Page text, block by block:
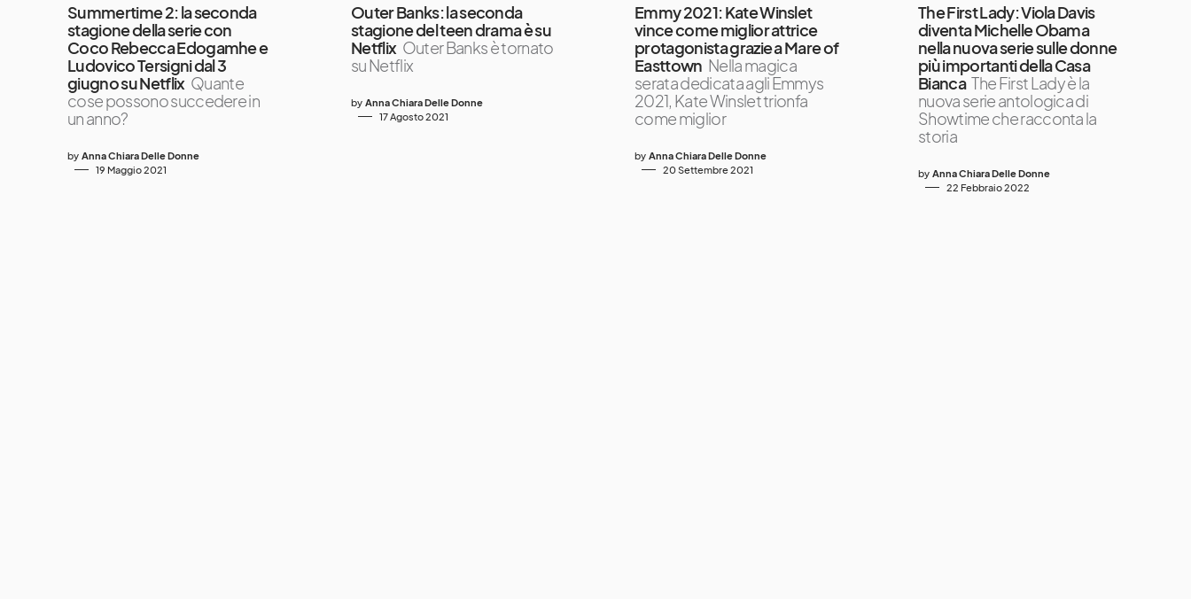
Summertime 2: la seconda
stagione della serie con
Coco Rebecca Edogamhe e
Ludovico Tersigni dal 3
giugno su Netflix Quante
cose possono succedere in
un anno?
by Anna Chiara Delle Donne
19 Maggio 2021
Outer Banks: la seconda
stagione del teen drama è su
Netflix Outer Banks è tornato
su Netflix
by Anna Chiara Delle Donne
17 Agosto 2021
Emmy 2021: Kate Winslet
vince come miglior attrice
protagonista grazie a Mare of
Easttown Nella magica
serata dedicata agli Emmys
2021, Kate Winslet trionfa
come miglior
by Anna Chiara Delle Donne
20 Settembre 2021
The First Lady: Viola Davis
diventa Michelle Obama
nella nuova serie sulle donne
più importanti della Casa
Bianca The First Lady è la
nuova serie antologica di
Showtime che racconta la
storia
by Anna Chiara Delle Donne
22 Febbraio 2022